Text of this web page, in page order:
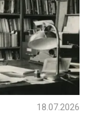
18.07.2026